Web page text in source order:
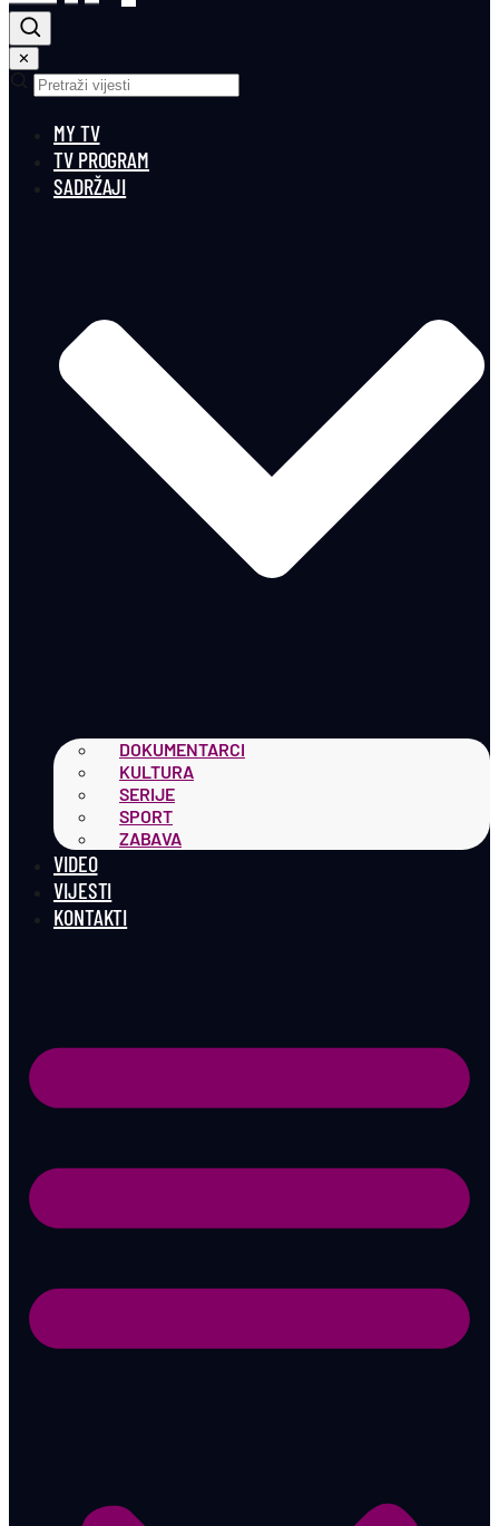
✕
MY TV
TV PROGRAM
SADRŽAJI
DOKUMENTARCI
KULTURA
SERIJE
SPORT
ZABAVA
VIDEO
VIJESTI
KONTAKTI